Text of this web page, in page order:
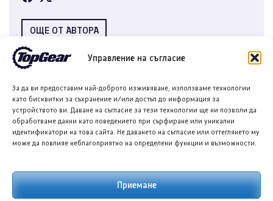
Управление на съгласие
За да ви предоставим най-доброто изживяване, използваме технологии
като бисквитки за съхранение и/или достъп до информация за
устройството ви. Даване на съгласие за тези технологии ще ни позволи да
обработваме данни като поведението при сърфиране или уникални
идентификатори на това сайта. Не даването на съгласие или оттеглянето му
може да повлияе неблагоприятно на определени функции и възможности.
Приемане
ОЩЕ ОТ АВТОРА
ПРЕДИШНА/СЛЕДВАЩА
Хюндай ще представи нов